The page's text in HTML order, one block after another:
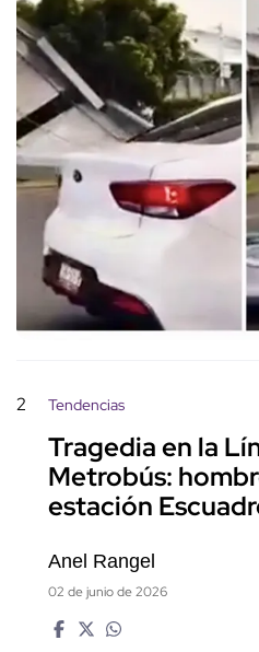
2 Tendencias
Tragedia en la
Metrobús:
estación
Anel Rangel
02 de junio de 2026